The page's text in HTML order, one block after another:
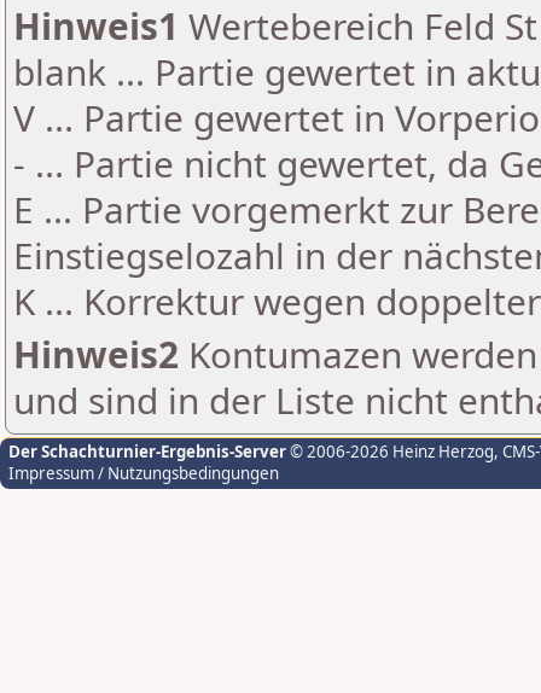
Hinweis1 Wertebereich Feld
blank ... Partie gewertet in
V ... Partie gewertet in
- ... Partie nicht gewertet, da
E ... Partie vorgemerkt zur
Einstiegselozahl in der
K ... Korrektur wegen
Hinweis2 Kontumazen
und sind in der Liste nicht
Der Schachturnier-Ergebnis-Server© 2006-2026 Heinz Herzog,
Impressum / Nutzungsbedingungen